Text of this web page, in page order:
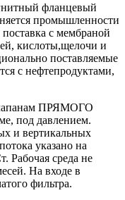
фланцевый
промышленности
с мембраной
кислоты,щелочи и
поставляемые
с нефтепродуктами,
ПРЯМОГО
под давлением.
и вертикальных
указано на
Рабочая среда не
На входе в
фильтра.